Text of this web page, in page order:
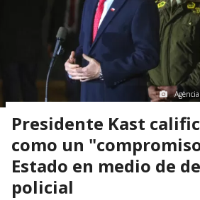
Presidente Kast
como un
Estado en medio de
policial